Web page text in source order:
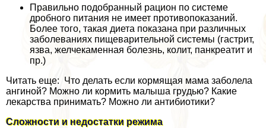
Правильно подобранный рацион по системе
дробного питания не имеет противопоказаний.
Более того, такая диета показана при различных
заболеваниях пищеварительной системы (гастрит,
язва, желчекаменная болезнь, колит, панкреатит и
пр.)
Читать еще: Что делать если кормящая мама заболела
ангиной? Можно ли кормить малыша гpyдью? Какие
лекарства принимать? Можно ли антибиотики?
Сложности и недостатки режима